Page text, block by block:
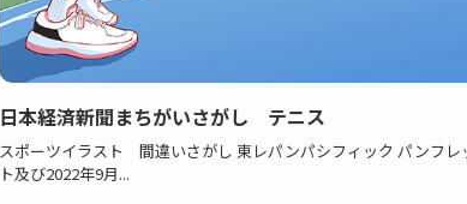
日本経済新聞まちがいさがし テニス
スポーツイラスト 間違いさがし 東レパンパシフィック パンフレ
ト及び2022年9月...